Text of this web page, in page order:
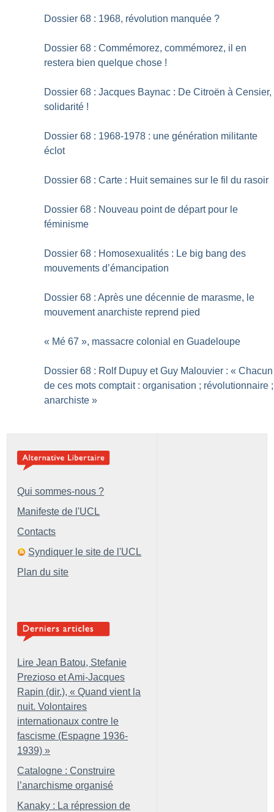
Dossier 68 : 1968, révolution manquée ?
Dossier 68 : Commémorez, commémorez, il en
restera bien quelque chose !
Dossier 68 : Jacques Baynac : De Citroën à Censier,
solidarité !
Dossier 68 : 1968-1978 : une génération militante
éclot
Dossier 68 : Carte : Huit semaines sur le fil du rasoir
Dossier 68 : Nouveau point de départ pour le
féminisme
Dossier 68 : Homosexualités : Le big bang des
mouvements d’émancipation
Dossier 68 : Après une décennie de marasme, le
mouvement anarchiste reprend pied
« Mé 67 », massacre colonial en Guadeloupe
Dossier 68 : Rolf Dupuy et Guy Malouvier : « Chacun
de ces mots comptait : organisation ; révolutionnaire ;
anarchiste »
Qui sommes-nous ?
Manifeste de l'UCL
Contacts
Syndiquer le site de l'UCL
Plan du site
Lire Jean Batou, Stefanie
Prezioso et Ami-Jacques
Rapin (dir.), « Quand vient la
nuit. Volontaires
internationaux contre le
fascisme (Espagne 1936-
1939) »
Catalogne : Construire
l’anarchisme organisé
Kanaky : La répression de